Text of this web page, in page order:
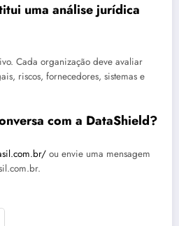
uma análise jurídica
Cada organização deve avaliar
riscos, fornecedores, sistemas e
com a DataShield?
ou envie uma mensagem